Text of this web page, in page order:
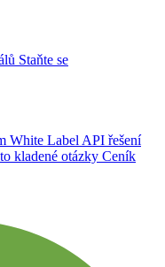
Staňte se
White Label API řešení
kladené otázky Ceník